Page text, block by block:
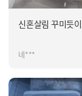
신혼살림 꾸미듯
네***